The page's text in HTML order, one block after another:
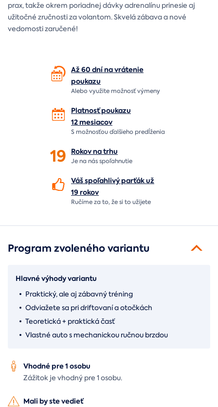
prax, takže okrem poriadnej dávky adrenalínu prinesie aj
užitočné zručnosti za volantom. Skvelá zábava a nové
vedomosti zaručené!
Až 60 dní na vrátenie
poukazu
Alebo využite možnosť výmeny
Platnosť poukazu
12 mesiacov
S možnosťou ďalšieho predĺženia
19 Rokov natrhu
Je na násspoľahnutie
Váš spoľahlivý parťák už
19 rokov
Ručíme za to,že si to užijete
Program zvoleného variantu
Hlavné výhody variantu
Praktický, ale aj zábavný tréning
Odviažete sa pri driftovaní a otočkách
Teoretická + praktická časť
Vlastné auto s mechanickou ručnou brzdou
Vhodné pre 1 osobu
Zážitok je vhodný pre 1 osobu.
Mali by ste vedieť